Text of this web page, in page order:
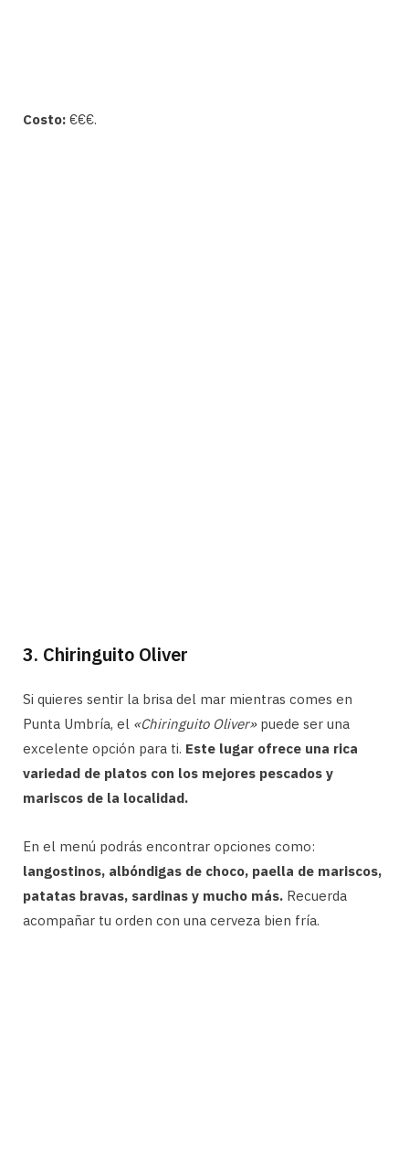
Costo: €€€.
3. Chiringuito Oliver
Si quieres sentir la brisa del mar mientras comes en
Punta Umbría, el «Chiringuito Oliver»puede ser una
excelente opción para ti. Este lugar ofrece una rica
variedad de platos con los mejores pescados y
mariscos de la localidad.
En el menú podrás encontrar opciones como:
langostinos, albóndigas de choco, paella de mariscos,
patatas bravas, sardinas y mucho más. Recuerda
acompañar tu orden con una cerveza bien fría.